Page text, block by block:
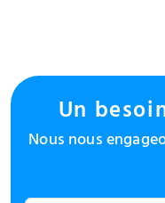
Un
Nous nous